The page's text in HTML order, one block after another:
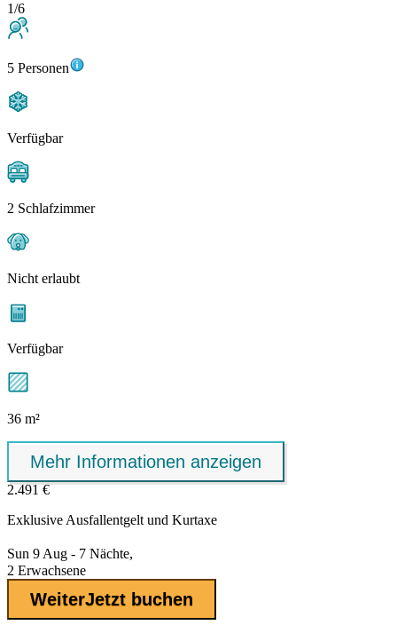
1/6
5 Personen
Verfügbar
2 Schlafzimmer
Nicht erlaubt
Verfügbar
36 m²
Mehr Informationen anzeigen
2.491 €
Exklusive Ausfallentgelt und Kurtaxe
Sun 9 Aug - 7 Nächte,
2 Erwachsene
WeiterJetzt buchen